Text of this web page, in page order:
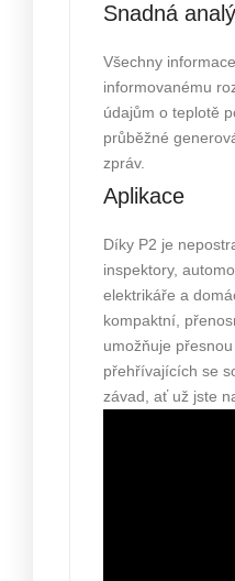
Snadná
Všechny
informovanému
údajům o teplotě
průběžné
zpráv.
Aplikace
Díky P2 je
inspektory,
elektrikáře a
kompaktní,
umožňuje
přehřívajících se
závad, ať už jste